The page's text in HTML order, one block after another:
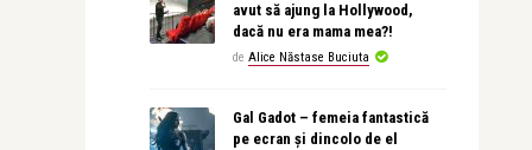
avut să ajung la Hollywood,
dacă nu era mama mea?!
de Alice Năstase Buciuta
Gal Gadot – femeia fantastică
pe ecran și dincolo de el